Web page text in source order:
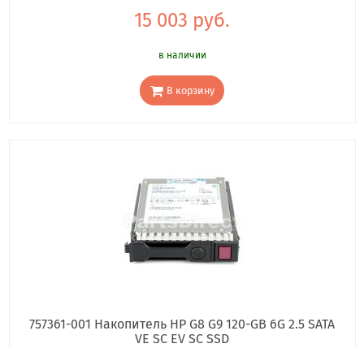
15 003 руб.
в наличии
В корзину
757361-001 Накопитель HP G8 G9 120-GB 6G 2.5 SATA
VE SC EV SC SSD